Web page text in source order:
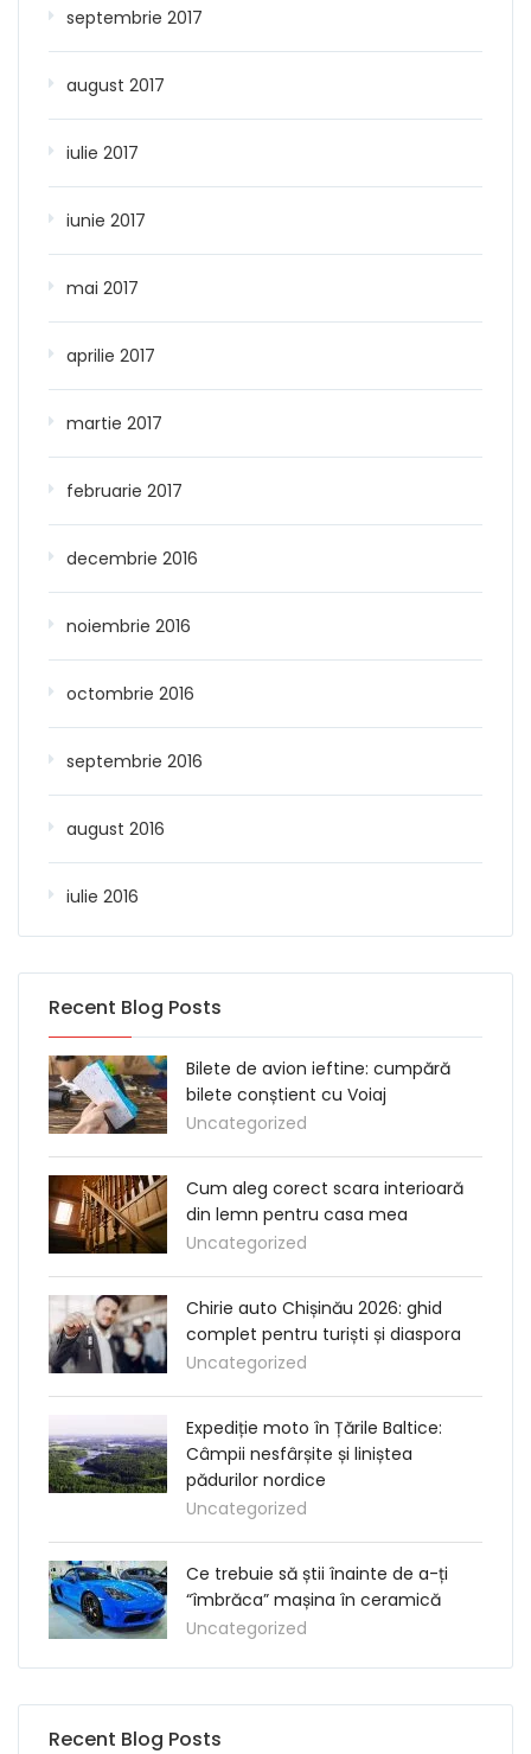
septembrie 2017
august 2017
iulie 2017
iunie 2017
mai 2017
aprilie 2017
martie 2017
februarie 2017
decembrie 2016
noiembrie 2016
octombrie 2016
septembrie 2016
august 2016
iulie 2016
Recent Blog Posts
Bilete de avion ieftine: cumpără
bilete conștient cu Voiaj
Uncategorized
Cum aleg corect scara interioară
din lemn pentru casa mea
Uncategorized
Chirie auto Chișinău 2026: ghid
complet pentru turiști și diaspora
Uncategorized
Expediție moto în Țările Baltice:
Câmpii nesfârșite și liniștea
pădurilor nordice
Uncategorized
Ce trebuie să știi înainte de a-ți
“îmbrăca” mașina în ceramică
Uncategorized
Recent Blog Posts